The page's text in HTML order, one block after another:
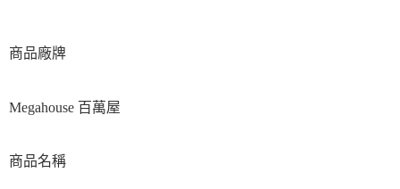
商品廠牌
Megahouse 百萬屋
商品名稱